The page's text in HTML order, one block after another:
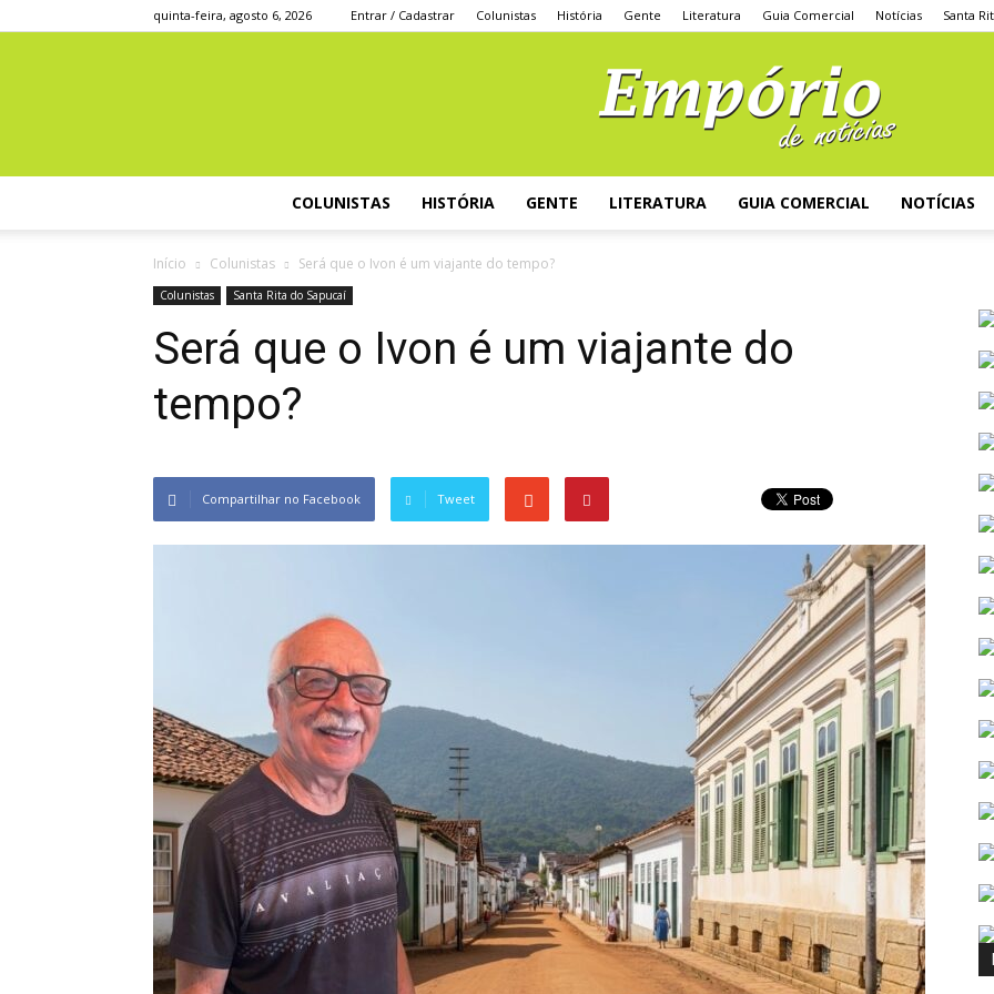
quinta-feira, agosto 6, 2026 Entrar / Cadastrar Colunistas História Gente Literatura Guia Comercial Notícias Santa
COLUNISTAS HISTÓRIA GENTE LITERATURA GUIA COMERCIAL NOTÍCIAS
Início Colunistas Será que o Ivon é um viajante do tempo?
Colunistas Santa Rita do Sapucaí
Será que o Ivon é um viajante do
tempo?
Compartilhar no Facebook Tweet